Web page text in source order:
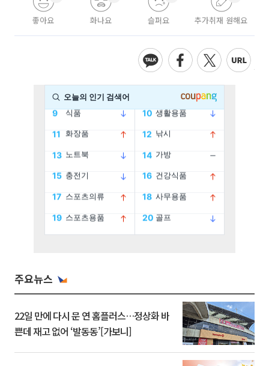
좋아요 화나요 슬퍼요 추가취재 원해요
주요뉴스
22일 만에 다시 문 연 홈플러스…정상화 바
쁜데 재고 없어 ‘발동동’[가보니]